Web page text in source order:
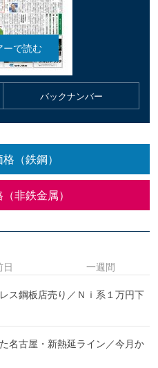
バックナンバー
（鉄鋼）
非鉄金属）
ス鋼板店売り／Ｎｉ系１万円下
名古屋・新熱延ライン／今月か
日 一週間